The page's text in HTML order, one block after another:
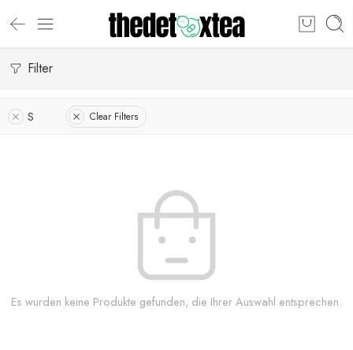
Filter
S Clear Filters
Es wurden keine Produkte gefunden, die Ihrer Auswahl entsprechen.